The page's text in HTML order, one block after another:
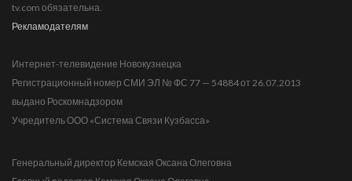
tv.com обязательна.
Рекламодателям
Интернет-телевидение Новокузнецка
Регистрационный номер СМИ ЭЛ № ФС 77 — 54884 от 26.07.2013
выдано Роскомнадзором
Учредитель ООО «Система Связи Кузбасса»
Генеральный директор Кемская Оксана Олеговна